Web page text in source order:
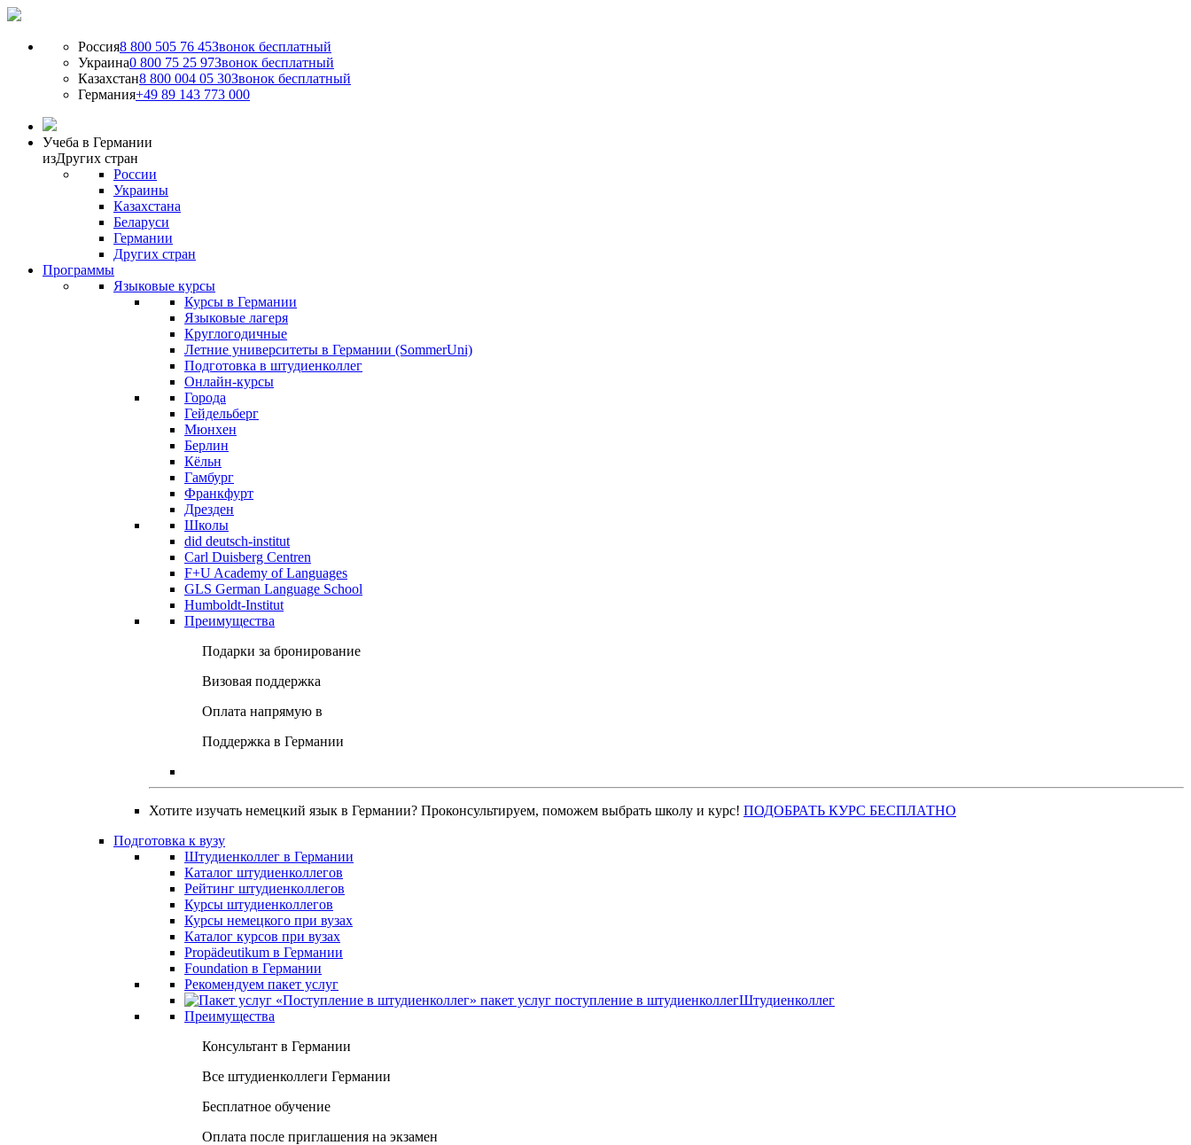
Россия8 800 505 76 45Звонок бесплатный
Украина0 800 75 25 97Звонок бесплатный
Казахстан8 800 004 05 30Звонок бесплатный
Германия+49 89 143 773 000
Учеба в Германии
изДругих стран
России
Украины
Казахстана
Беларуси
Германии
Других стран
Программы
Языковые курсы
Курсы в Германии
Языковые лагеря
Круглогодичные
Летние университеты в Германии (SommerUni)
Подготовка в штудиенколлег
Онлайн-курсы
Города
Гейдельберг
Мюнхен
Берлин
Кёльн
Гамбург
Франкфурт
Дрезден
Школы
did deutsch-institut
Carl Duisberg Centren
F+U Academy of Languages
GLS German Language School
Humboldt-Institut
Преимущества
Подарки за бронирование
Визовая поддержка
Оплата напрямую в
Поддержка в Германии
Хотите изучать немецкий язык в Германии? Проконсультируем, поможем выбрать школу и курс! ПОДОБРАТЬ КУРС БЕСПЛАТНО
Подготовка к вузу
Штудиенколлег в Германии
Каталог штудиенколлегов
Рейтинг штудиенколлегов
Курсы штудиенколлегов
Курсы немецкого при вузах
Каталог курсов при вузах
Propädeutikum в Германии
Foundation в Германии
Рекомендуем пакет услуг
Штудиенколлег
Преимущества
Консультант в Германии
Все штудиенколлеги Германии
Бесплатное обучение
Оплата после приглашения на экзамен